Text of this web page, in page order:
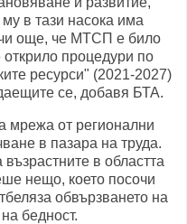
в тази насока има
още, че МТСП е било
открило процедури по
ресурси" (2021-2027)
се, добавя БТА.
мрежа от регионални
в пазара на труда.
в областта
нещо, което посочи
обвързването на
бедност.